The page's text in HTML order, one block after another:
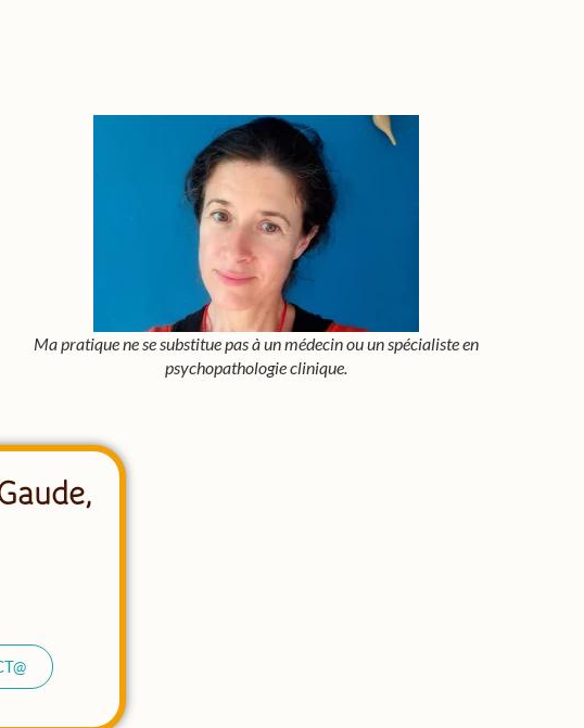
Ma pratique ne se substitue pas à un médecin ou un spécialiste en
psychopathologie clinique.